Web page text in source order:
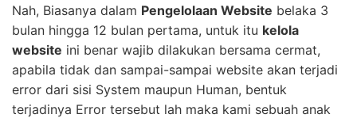
Nah, Biasanya dalam Pengelolaan Website belaka 3
bulan hingga 12 bulan pertama, untuk itu kelola
website ini benar wajib dilakukan bersama cermat,
apabila tidak dan sampai-sampai website akan terjadi
error dari sisi System maupun Human, bentuk
terjadinya Error tersebut lah maka kami sebuah anak